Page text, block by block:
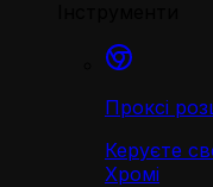
Проксі
Керуєте
Хромі